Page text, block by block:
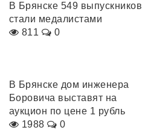
В Брянске 549 выпускников
стали медалистами
811
0
В Брянске дом инженера
Боровича выставят на
аукцион по цене 1 рубль
1988
0